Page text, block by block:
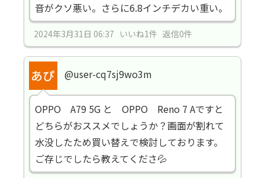
音がクソ悪い。さらに6.8インチデカい重い。
2024年3月31日 06:37 いいね1件 返信0件
@user-cq7sj9wo3m
OPPO A79 5G と OPPO Reno 7 Aですと
どちらがおススメでしょうか？画面が割れて
水没したため買い替えで検討しております。
ご存じでしたら教えてくださ💦